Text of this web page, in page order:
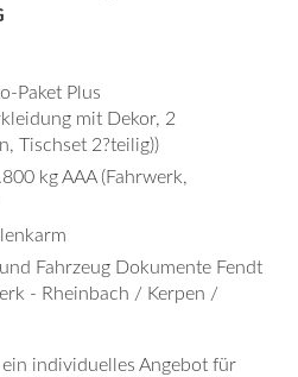
Paket Plus
mit Dekor, 2
Tischset 2?teilig))
kg AAA (Fahrwerk,
Fahrzeug Dokumente Fendt
- Rheinbach / Kerpen /
individuelles Angebot für